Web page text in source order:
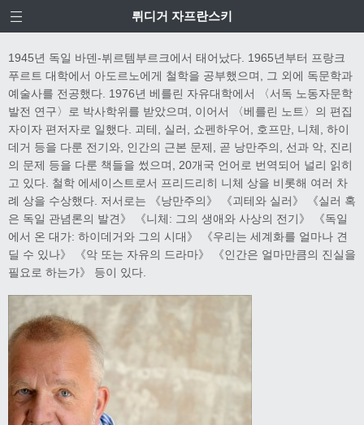
뤼디거 자프란스키
1945년 독일 바덴-뷔르템부르크에서 태어났다. 1965년부터 프랑크
푸르트 대학에서 아도르노에게 철학을 공부했으며, 그 외에 독문학과
예술사를 전공했다. 1976년 베를린 자유대학에서 〈서독 노동자문학
발전 연구〉로 박사학위를 받았으며, 이어서 〈베를린 노트〉의 편집
자이자 편저자로 일했다. 괴테, 실러, 쇼펜하우어, 호프만, 니체, 하이
데거 등을 다룬 전기와, 인간의 근본 문제, 곧 낭만주의, 선과 악, 진리
의 문제 등을 다룬 책들을 썼으며, 20개국 언어로 번역되어 널리 읽히
고 있다. 철학 에세이스트로서 프리드리히 니체 상을 비롯해 여러 차
례 상을 수상했다. 저서로는 《낭만주의》 《괴테와 실러》 《실러 혹
은 독일 관념론의 발견》 《니체: 그의 생애와 사상의 전기》 《독일
에서 온 대가: 하이데거와 그의 시대》 《우리는 세계화를 얼마나 견
딜 수 있나》 《악 또는 자유의 드라마》 《인간은 얼마만큼의 진실을
필요로 하는가》 등이 있다.